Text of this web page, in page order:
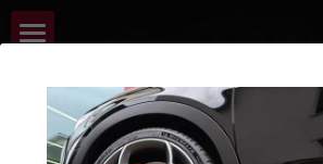
ABOUT
ストアカテゴリー
すべてのカテゴリー